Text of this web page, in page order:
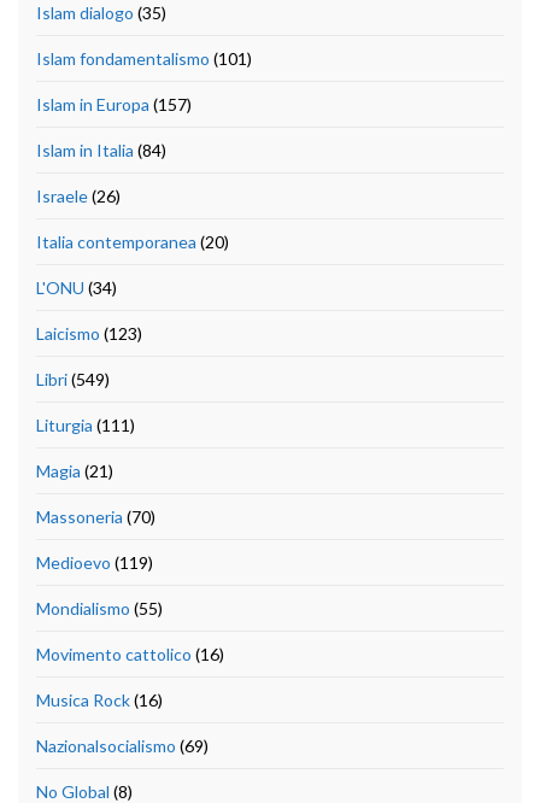
Islam dialogo (35)
Islam fondamentalismo (101)
Islam in Europa (157)
Islam in Italia (84)
Israele(26)
Italia contemporanea (20)
L'ONU (34)
Laicismo (123)
Libri(549)
Liturgia (111)
Magia (21)
Massoneria (70)
Medioevo (119)
Mondialismo (55)
Movimento cattolico (16)
Musica Rock(16)
Nazionalsocialismo (69)
No Global (8)